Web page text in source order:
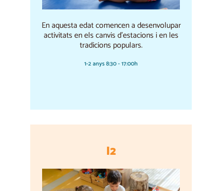
En aquesta edat comencen a desenvolupar
activitats en els canvis d'estacions i en les
tradicions populars.
1-2 anys 8:30 - 17:00h
I2